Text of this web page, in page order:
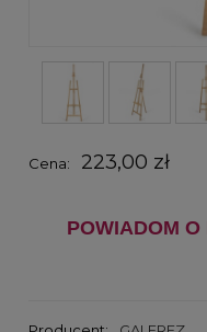
Cena: 223,00 zł
POWIADOM O